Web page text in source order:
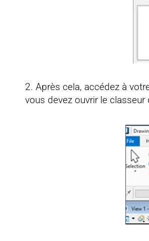
2. Après cela, accédez à
vous devez ouvrir le classeur